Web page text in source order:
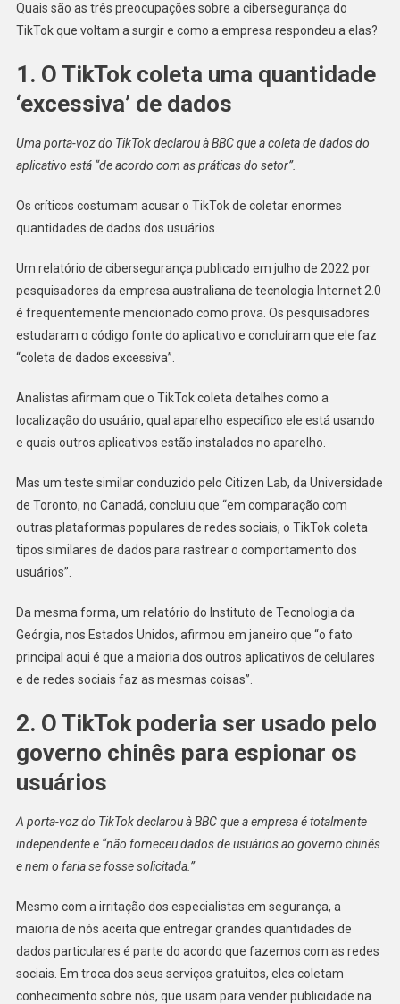
Quais são as três preocupações sobre a cibersegurança do
TikTok que voltam a surgir e como a empresa respondeu a elas?
1. O TikTok coleta uma quantidade
‘excessiva’ de dados
Uma porta-voz do TikTok declarou à BBC que a coleta de dados do
aplicativo está “de acordo com as práticas do setor”.
Os críticos costumam acusar o TikTok de coletar enormes
quantidades de dados dos usuários.
Um relatório de cibersegurança publicado em julho de 2022 por
pesquisadores da empresa australiana de tecnologia Internet 2.0
é frequentemente mencionado como prova. Os pesquisadores
estudaram o código fonte do aplicativo e concluíram que ele faz
“coleta de dados excessiva”.
Analistas afirmam que o TikTok coleta detalhes como a
localização do usuário, qual aparelho específico ele está usando
e quais outros aplicativos estão instalados no aparelho.
Mas um teste similar conduzido pelo Citizen Lab, da Universidade
de Toronto, no Canadá, concluiu que “em comparação com
outras plataformas populares de redes sociais, o TikTok coleta
tipos similares de dados para rastrear o comportamento dos
usuários”.
Da mesma forma, um relatório do Instituto de Tecnologia da
Geórgia, nos Estados Unidos, afirmou em janeiro que “o fato
principal aqui é que a maioria dos outros aplicativos de celulares
e de redes sociais faz as mesmas coisas”.
2. O TikTok poderia ser usado pelo
governo chinês para espionar os
usuários
A porta-voz do TikTok declarou à BBC que a empresa é totalmente
independente e “não forneceu dados de usuários ao governo chinês
e nem o faria se fosse solicitada.”
Mesmo com a irritação dos especialistas em segurança, a
maioria de nós aceita que entregar grandes quantidades de
dados particulares é parte do acordo que fazemos com as redes
sociais. Em troca dos seus serviços gratuitos, eles coletam
conhecimento sobre nós, que usam para vender publicidade na